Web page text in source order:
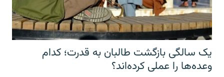
یک سالگی بازگشت طالبان به قدرت؛ کدام
وعده‌ها را عملی کرده‌اند؟